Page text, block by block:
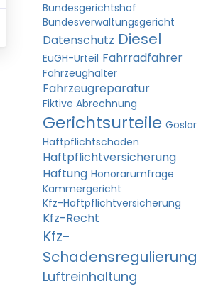
Bundesgerichtshof
Bundesverwaltungsgericht
Datenschutz Diesel
EuGH-Urteil Fahrradfahrer
Fahrzeughalter
Fahrzeugreparatur
Fiktive Abrechnung
Gerichtsurteile Goslar
Haftpflichtschaden
Haftpflichtversicherung
Haftung Honorarumfrage
Kammergericht
Kfz-Haftpflichtversicherung
Kfz-Recht
Kfz-
Schadensregulierung
Luftreinhaltung